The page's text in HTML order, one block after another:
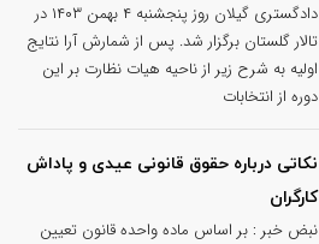
دادگستری گیلان روز پنجشنبه ۴ بهمن ۱۴۰۳ در
تالار گلستان برگزار شد. پس از شمارش آرا نتایج
اولیه به شرح زیر از ناحیه هیات نظارت بر این
دوره از انتخابات
نکاتی درباره حقوق قانونی عیدی و پاداش
کارگران
نبض خبر : بر اساس ماده واحده قانون تعیین